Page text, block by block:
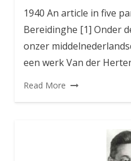
1940 An article in five
Bereidinghe [1] Onder
onzer
een werk Van der
Read More